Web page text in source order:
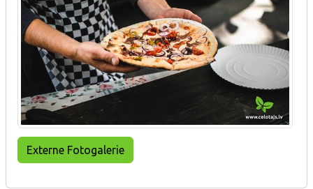
Externe Fotogalerie